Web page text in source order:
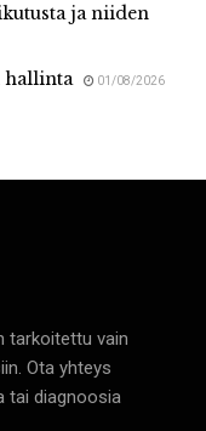
ja niiden
hallinta 01/08/2026
tarkoitettu vain
Ota yhteys
tai diagnoosia